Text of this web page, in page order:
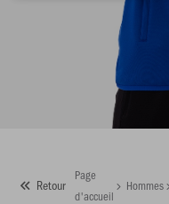
Retour
Page
d'accueil
Hommes